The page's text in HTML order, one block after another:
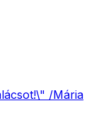
/Mária